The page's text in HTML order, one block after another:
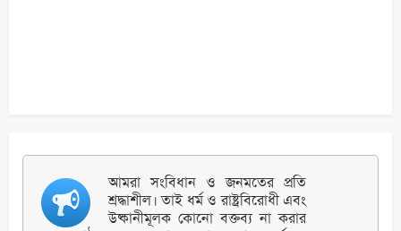
আমরা সংবিধান ও জনমতের প্রতি
শ্রদ্ধাশীল। তাই ধর্ম ও রাষ্ট্রবিরোধী এবং
উষ্কানীমূলক কোনো বক্তব্য না করার